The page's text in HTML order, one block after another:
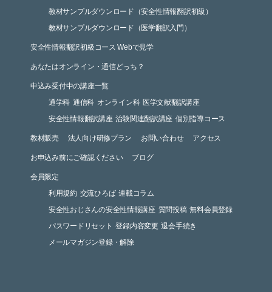
教材サンプルダウンロード（安全性情報翻訳初級）
教材サンプルダウンロード（医学翻訳入門）
安全性情報翻訳初級コース Webで見学
あなたはオンライン・通信どっち？
申込み受付中の講座一覧
通学科 通信科 オンライン科 医学文献翻訳講座
安全性情報翻訳講座 治験関連翻訳講座 個別指導コース
教材販売 法人向け研修プラン お問い合わせ アクセス
お申込み前にご確認ください ブログ
会員限定
利用規約 交流ひろば 連載コラム
安全性おじさんの安全性情報講座 質問投稿 無料会員登録
パスワードリセット 登録内容変更 退会手続き
メールマガジン登録・解除